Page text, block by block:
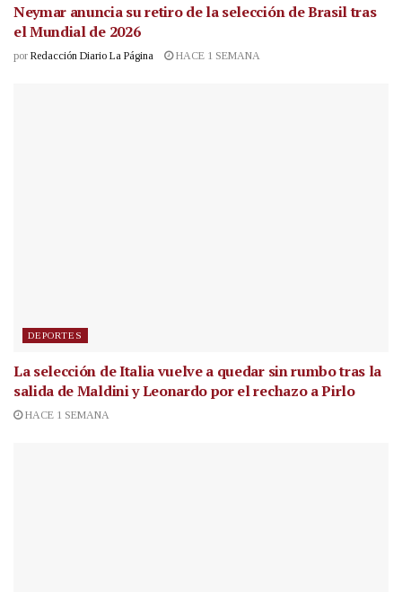
Neymar anuncia su retiro de la selección de Brasil tras
el Mundial de 2026
por Redacción Diario La Página HACE 1 SEMANA
DEPORTES
La selección de Italia vuelve a quedar sin rumbo tras la
salida de Maldini y Leonardo por el rechazo a Pirlo
HACE 1 SEMANA